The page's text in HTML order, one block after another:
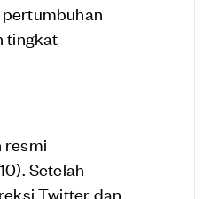
tingkat
resmi
Setelah
Twitter dan